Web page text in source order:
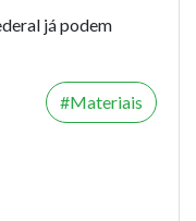
já podem
Materiais